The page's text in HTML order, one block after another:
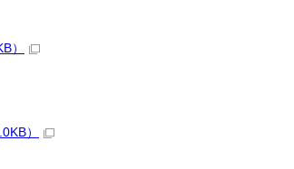
）
）